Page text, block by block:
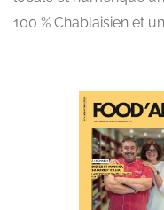
100 % Chablaisien et